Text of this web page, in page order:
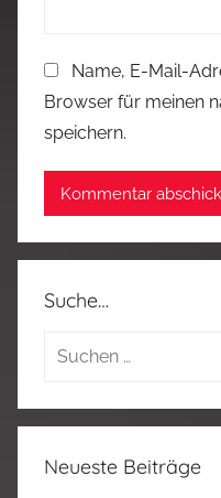
Name, E-Mail-
Browser für meinen
speichern.
Suche…
Suchen
Neueste Beiträge